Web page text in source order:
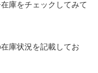
庫をチェックしてみて
庫状況を記載してお